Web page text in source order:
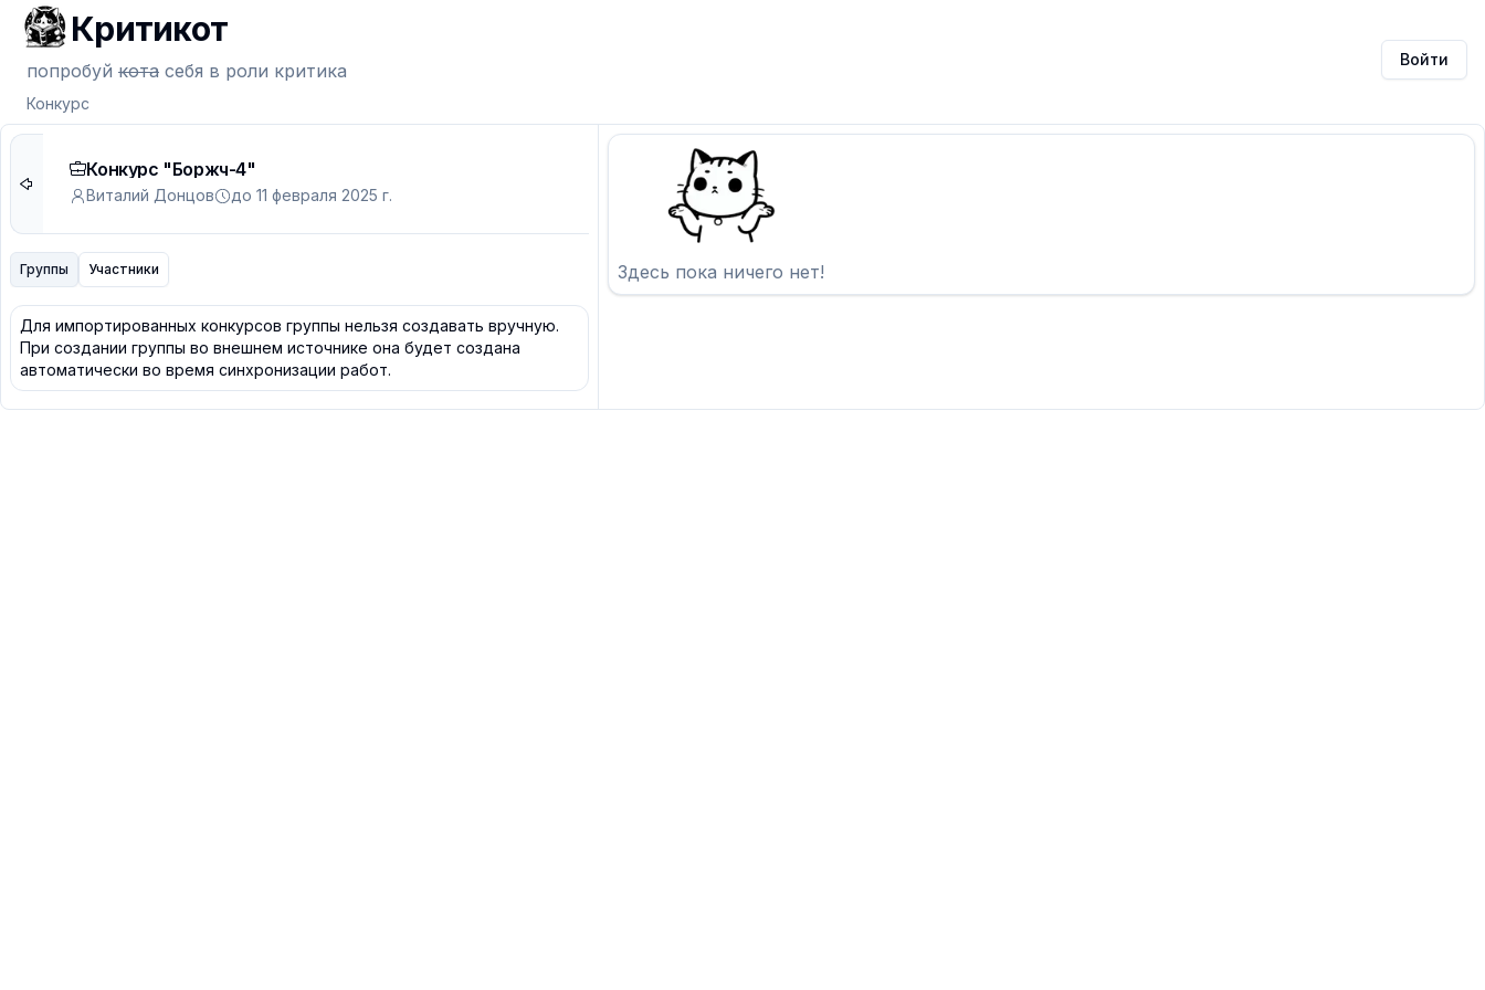
Критикот
попробуй кота себя в роли критика
Войти
Конкурс
Конкурс "Боржч-4"
Виталий Донцов до 11 февраля 2025 г.
Группы Участники
Для импортированных конкурсов группы нельзя создавать вручную.
При создании группы во внешнем источнике она будет создана
автоматически во время синхронизации работ.
Здесь пока ничего нет!